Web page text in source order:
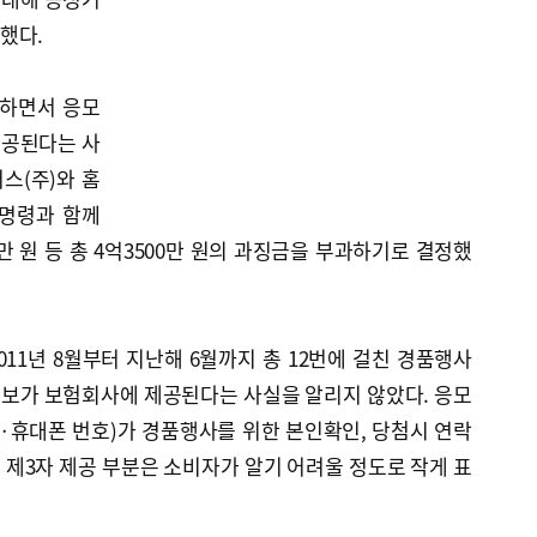
다.
면서 응모
된다는 사
(주)와 홈
령과 함께
원 등 총 4억3500만 원의 과징금을 부과하기로 결정했
년 8월부터 지난해 6월까지 총 12번에 걸친 경품행사
가 보험회사에 제공된다는 사실을 알리지 않았다. 응모
대폰 번호)가 경품행사를 위한 본인확인, 당첨시 연락
3자 제공 부분은 소비자가 알기 어려울 정도로 작게 표